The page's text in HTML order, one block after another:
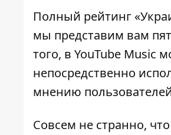
Полный рейтинг «
мы представим вам
того, в YouTube Music
непосредственно
мнению
Совсем не странно,